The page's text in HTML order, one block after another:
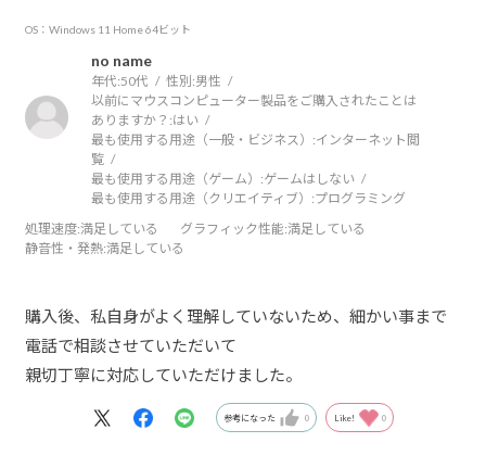
OS：Windows 11 Home 64ビット
no name
年代:50代 性別:男性
以前にマウスコンピューター製品をご購入されたことは
ありますか？:はい
最も使用する用途（一般・ビジネス）:インターネット閲
覧
最も使用する用途（ゲーム）:ゲームはしない
最も使用する用途（クリエイティブ）:プログラミング
処理速度:満足している グラフィック性能:満足している
静音性・発熱:満足している
購入後、私自身がよく理解していないため、細かい事まで
電話で相談させていただいて
親切丁寧に対応していただけました。
参考になった 0 Like! 0